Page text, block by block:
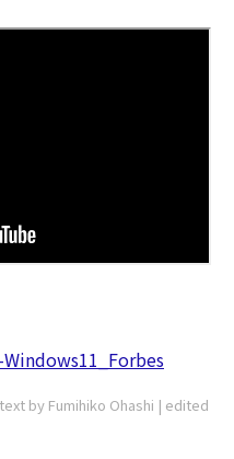
by Fumihiko Ohashi | edited